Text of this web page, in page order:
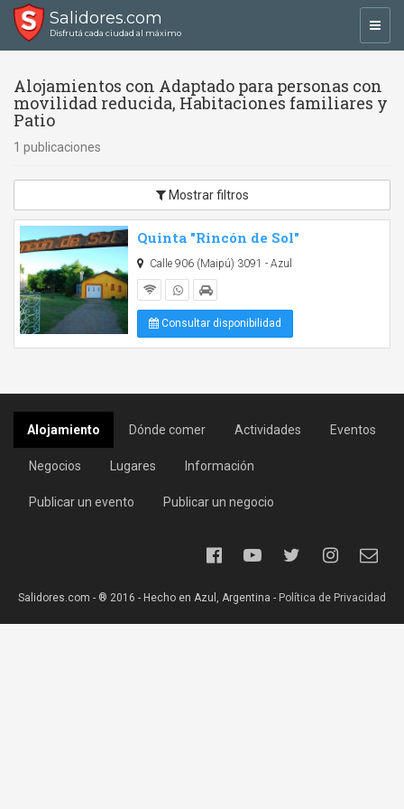
Salidores.com
Disfrutá cada ciudad al máximo
Alojamientos con Adaptado para personas con
movilidad reducida, Habitaciones familiares y
Patio
1 publicaciones
Mostrar filtros
Quinta "Rincón de Sol"
Calle 906 (Maipú) 3091 - Azul
Consultar disponibilidad
Alojamiento Dónde comer Actividades Eventos
Negocios Lugares Información
Publicar un evento Publicar un negocio
Salidores.com - ® 2016 - Hecho en Azul, Argentina - Política de Privacidad